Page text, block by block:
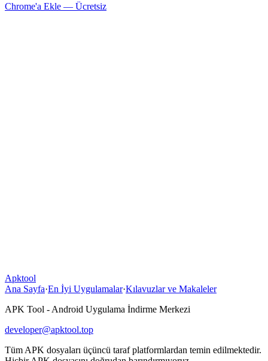
Chrome'a Ekle — Ücretsiz
Apktool
Ana Sayfa·En İyi Uygulamalar·Kılavuzlar ve Makaleler
APK Tool - Android Uygulama İndirme Merkezi
developer@apktool.top
Tüm APK dosyaları üçüncü taraf platformlardan temin edilmektedir.